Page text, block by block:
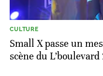
CULTURE
Small X passe un
scène du L’boulevard